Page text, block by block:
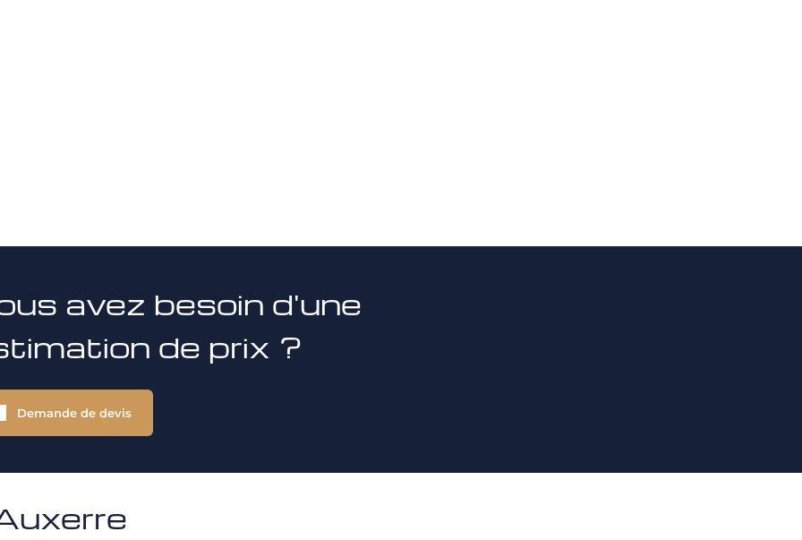
avez besoin d'une
de prix ?
Demande de devis